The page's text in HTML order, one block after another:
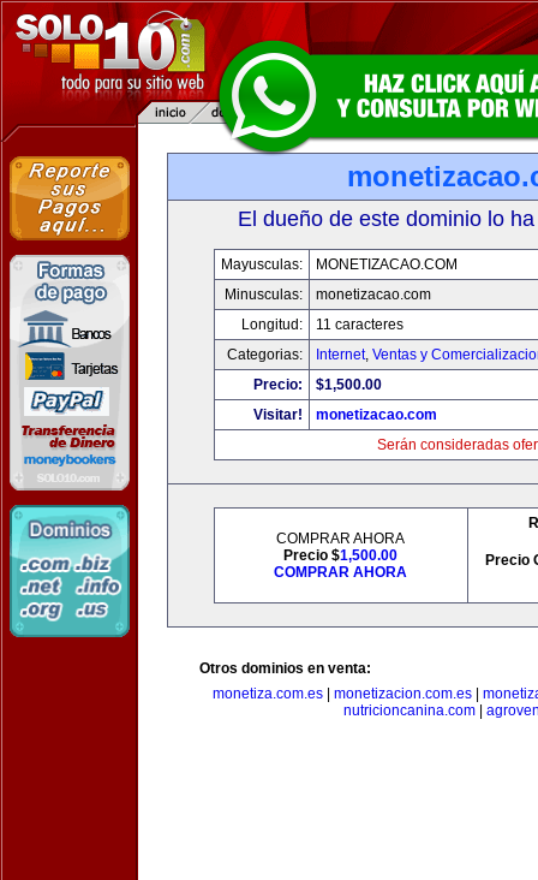
El dueño de este dominio lo
Mayusculas:
MONETIZACAO.COM
Minusculas:
monetizacao.com
Longitud:
11 caracteres
Categorias:
Internet, Ventas y
Precio:
$1,500.00
Visitar!
monetizacao.com
Serán consideradas
COMPRAR AHORA
Precio $1,500.00
COMPRAR AHORA
Precio
Otros dominios en venta:
monetiza.com.es| monetizacion.com.es|
nutricioncanina.com